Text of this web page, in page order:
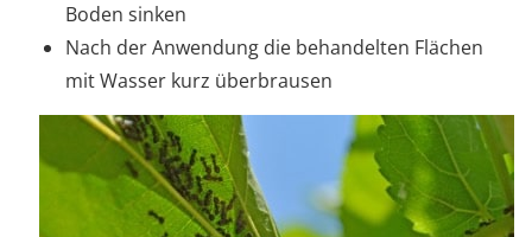
Boden sinken
Nach der Anwendung die behandelten Flächen
mit Wasser kurz überbrausen